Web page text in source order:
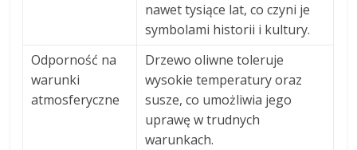
nawet tysiące lat, co czyni je
symbolami historii i kultury.
Odporność na
warunki
atmosferyczne
Drzewo oliwne toleruje
wysokie temperatury oraz
susze, co umożliwia jego
uprawę w trudnych
warunkach.